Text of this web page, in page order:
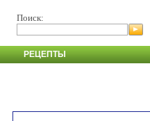
Поиск:
РЕЦЕПТЫ